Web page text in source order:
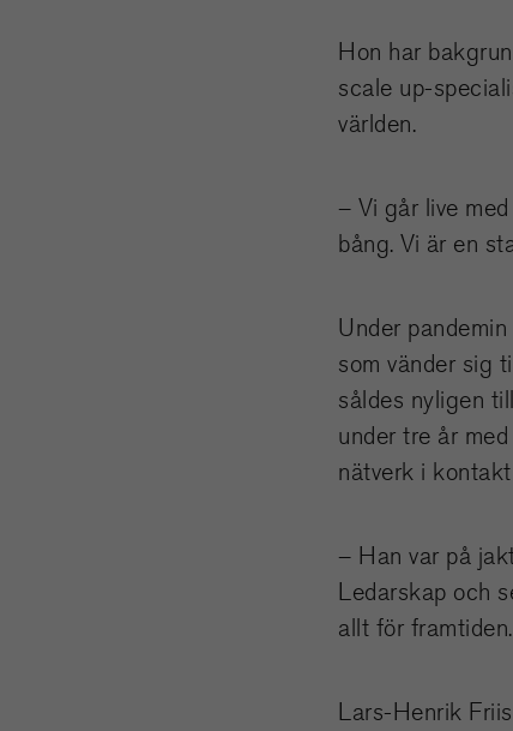
Hon har
scale up-
världen.
– Vi går live
bång. Vi är en
Under
som vänder sig
såldes nyligen
under tre år
nätverk i
– Han var på
Ledarskap och
allt för framtiden.
Lars-Henrik